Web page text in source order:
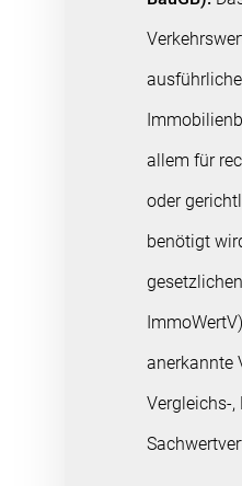
ausführliche
allem für
oder
benötigt
anerkannte
Vergleichs-,